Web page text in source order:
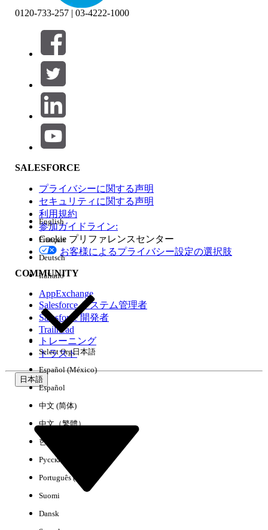
絞り込み条件 (0)
絞り込み条件を選択
製品エリア
機能の影響
エディション
環境
0120-733-257 | 03-4222-1000
SALESFORCE
プライバシーに関する声明
セキュリティに関する声明
利用規約
参加ガイドライン:
Cookie プリファレンスセンター
お客様によるプライバシー設定の選択肢
COMMUNITY
AppExchange
Salesforce システム管理者
Salesforce 開発者
Trailhead
トレーニング
トラスト
日本語
English
Français
Deutsch
Italiano
Select Org日本語
Español (México)
Español
中文 (简体)
中文（繁體）
한국어
Русский
Português (Brasil)
Suomi
Dansk